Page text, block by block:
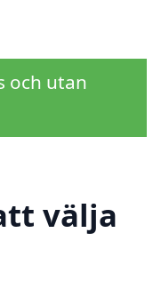
och utan
välja